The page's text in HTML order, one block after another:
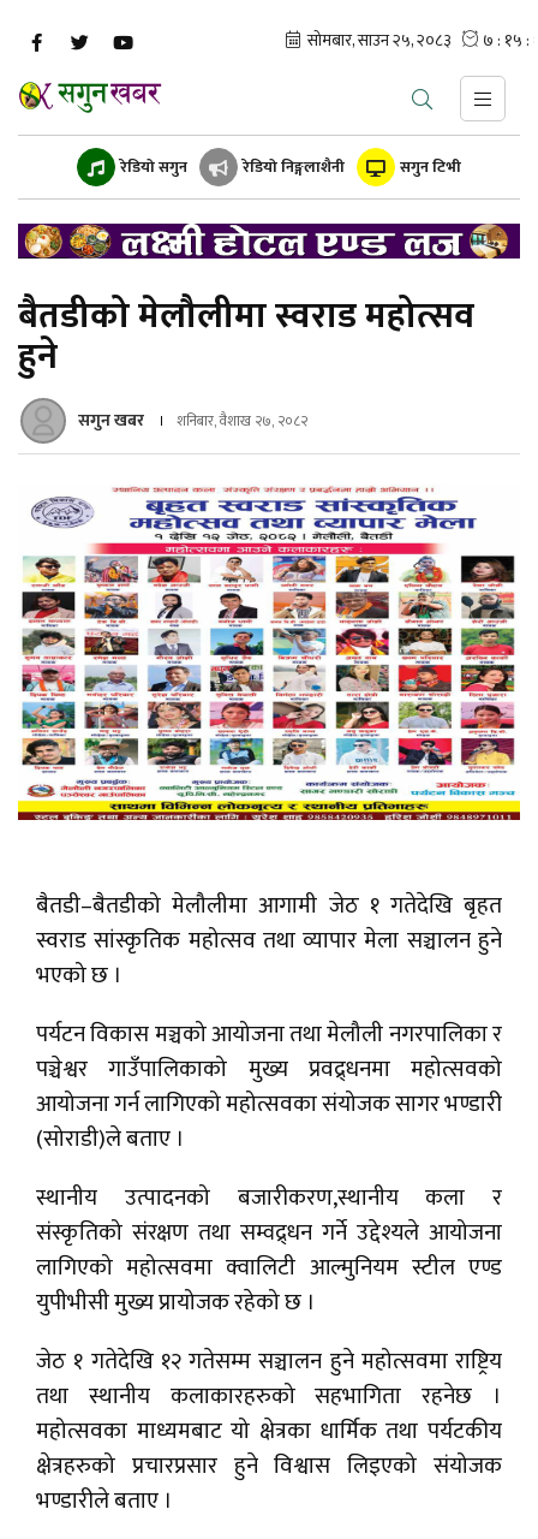
रेडियो सगुन रेडियो निङ्गलाशैनी सगुन टिभी
बैतडीको मेलौलीमा स्वराड महोत्सव
हुने
सगुन खबर शनिबार, वैशाख २७, २०८२
बैतडी–बैतडीको मेलौलीमा आगामी जेठ १ गतेदेखि बृहत
स्वराड सांस्कृतिक महोत्सव तथा व्यापार मेला सञ्चालन हुने
भएको छ ।
पर्यटन विकास मञ्चको आयोजना तथा मेलौली नगरपालिका र
पञ्चेश्वर गाउँपालिकाको मुख्य प्रवद्र्धनमा महोत्सवको
आयोजना गर्न लागिएको महोत्सवका संयोजक सागर भण्डारी
(सोराडी)ले बताए ।
स्थानीय उत्पादनको बजारीकरण,स्थानीय कला र
संस्कृतिको संरक्षण तथा सम्वद्र्धन गर्ने उद्देश्यले आयोजना
लागिएको महोत्सवमा क्वालिटी आल्मुनियम स्टील एण्ड
युपीभीसी मुख्य प्रायोजक रहेको छ ।
जेठ १ गतेदेखि १२ गतेसम्म सञ्चालन हुने महोत्सवमा राष्ट्रिय
तथा स्थानीय कलाकारहरुको सहभागिता रहनेछ ।
महोत्सवका माध्यमबाट यो क्षेत्रका धार्मिक तथा पर्यटकीय
क्षेत्रहरुको प्रचारप्रसार हुने विश्वास लिइएको संयोजक
भण्डारीले बताए ।